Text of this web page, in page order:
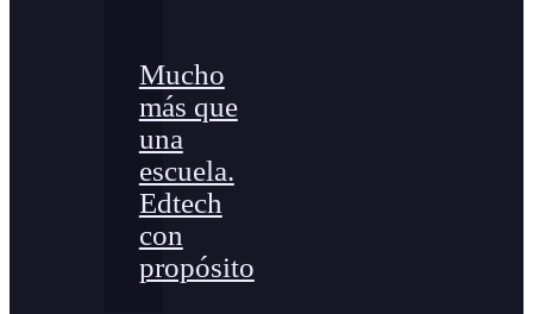
Mucho
más que
una
escuela.
Edtech
con
propósito